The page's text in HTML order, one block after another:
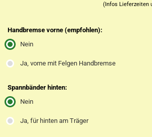
(Infos Lieferzeiten
Handbremse vorne (empfohlen):
Nein
Ja, vorne mit Felgen Handbremse
Spannbänder hinten:
Nein
Ja, für hinten am Träger